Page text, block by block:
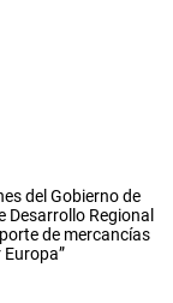
del Gobierno de
Regional
de mercancías